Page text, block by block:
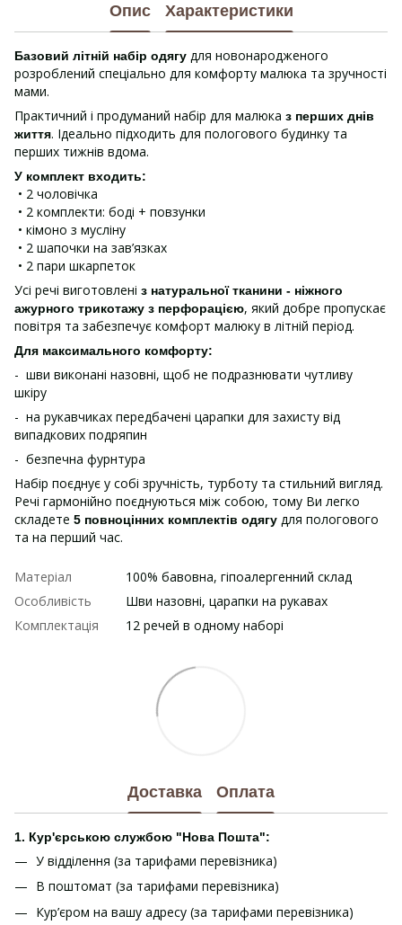
Опис Характеристики
Базовий літній набір одягу для новонародженого
розроблений спеціально для комфорту малюка та зручності
мами.
Практичний і продуманий набір для малюка з перших днів
життя. Ідеально підходить для пологового будинку та
перших тижнів вдома.
У комплект входить:
• 2 чоловічка
• 2 комплекти: боді + повзунки
• кімоно з мусліну
• 2 шапочки на зав’язках
• 2 пари шкарпеток
Усі речі виготовлені з натуральної тканини - ніжного
ажурного трикотажу з перфорацією, який добре пропускає
повітря та забезпечує комфорт малюку в літній період.
Для максимального комфорту:
- шви виконані назовні, щоб не подразнювати чутливу
шкіру
- на рукавчиках передбачені царапки для захисту від
випадкових подряпин
- безпечна фурнтура
Набір поєднує у собі зручність, турботу та стильний вигляд.
Речі гармонійно поєднуються між собою, тому Ви легко
складете 5 повноцінних комплектів одягу для пологового
та на перший час.
Матеріал
100% бавовна, гіпоалергенний склад
Особливість
Шви назовні, царапки на рукавах
Комплектація
12 речей в одному наборі
Доставка Оплата
1. Кур'єрською службою "Нова Пошта":
У відділення (за тарифами перевізника)
В поштомат (за тарифами перевізника)
Кур’єром на вашу адресу (за тарифами перевізника)